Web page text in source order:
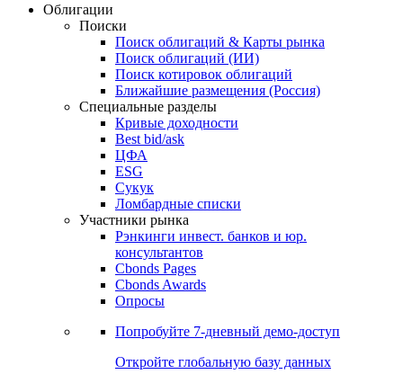
Облигации
Поиски
Поиск облигаций & Карты рынка
Поиск облигаций (ИИ)
Поиск котировок облигаций
Ближайшие размещения (Россия)
Специальные разделы
Кривые доходности
Best bid/ask
ЦФА
ESG
Сукук
Ломбардные списки
Участники рынка
Рэнкинги инвест. банков и юр.
консультантов
Cbonds Pages
Cbonds Awards
Опросы
Попробуйте 7-дневный демо-доступ
Откройте глобальную базу данных